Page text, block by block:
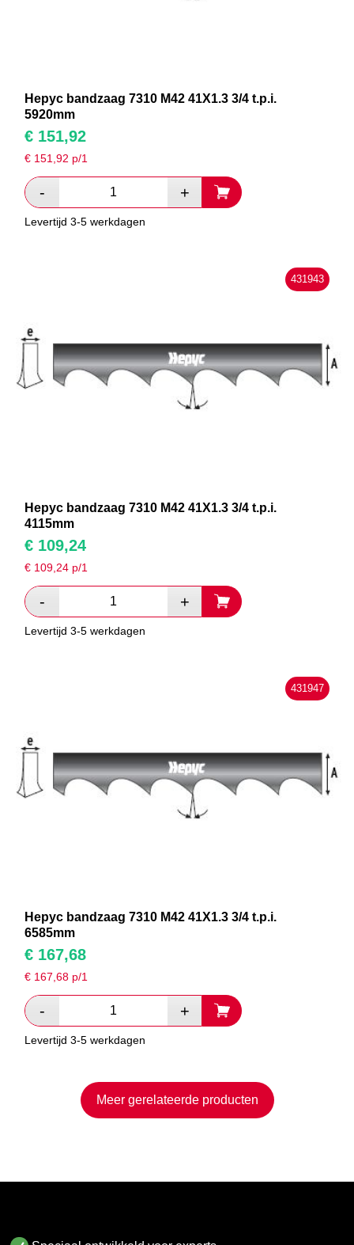
Hepyc bandzaag 7310 M42 41X1.3 3/4 t.p.i.
5920mm
€ 151,92
€ 151,92 p/1
Levertijd 3-5 werkdagen
431943
Hepyc bandzaag 7310 M42 41X1.3 3/4 t.p.i.
4115mm
€ 109,24
€ 109,24 p/1
Levertijd 3-5 werkdagen
431947
Hepyc bandzaag 7310 M42 41X1.3 3/4 t.p.i.
6585mm
€ 167,68
€ 167,68 p/1
Levertijd 3-5 werkdagen
Meer gerelateerde producten